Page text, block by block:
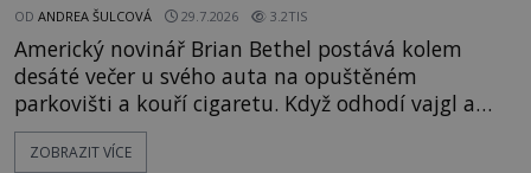
OD ANDREA ŠULCOVÁ 29.7.2026 3.2TIS
Americký novinář Brian Bethel postává kolem
desáté večer u svého auta na opuštěném
parkovišti a kouří cigaretu. Když odhodí vajgl a
chystá se nastoupit do auta, přijdou k němu dva
mladí chlapci, kterým může být okolo 14 let.
ZOBRAZIT VÍCE